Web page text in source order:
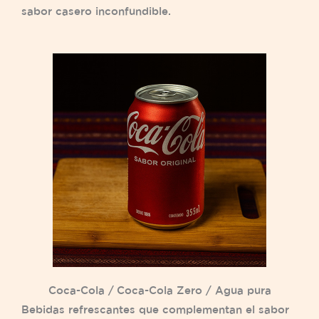
sabor casero inconfundible.
Coca-Cola / Coca-Cola Zero / Agua pura
Bebidas refrescantes que complementan el sabor